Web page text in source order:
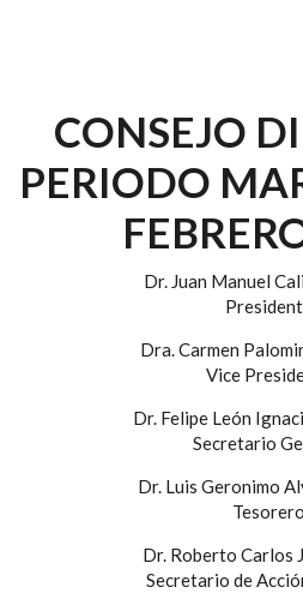
CONSEJO
PERIODO
Dr. Juan Manuel
Dra. Carmen
Vice
Dr. Felipe León
Secretario
Dr. Luis Geronimo
Tesorero
Dr. Roberto Carlos
Secretario de